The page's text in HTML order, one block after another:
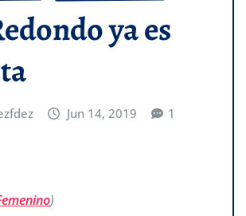
ya es
Jun 14, 2019 1
)